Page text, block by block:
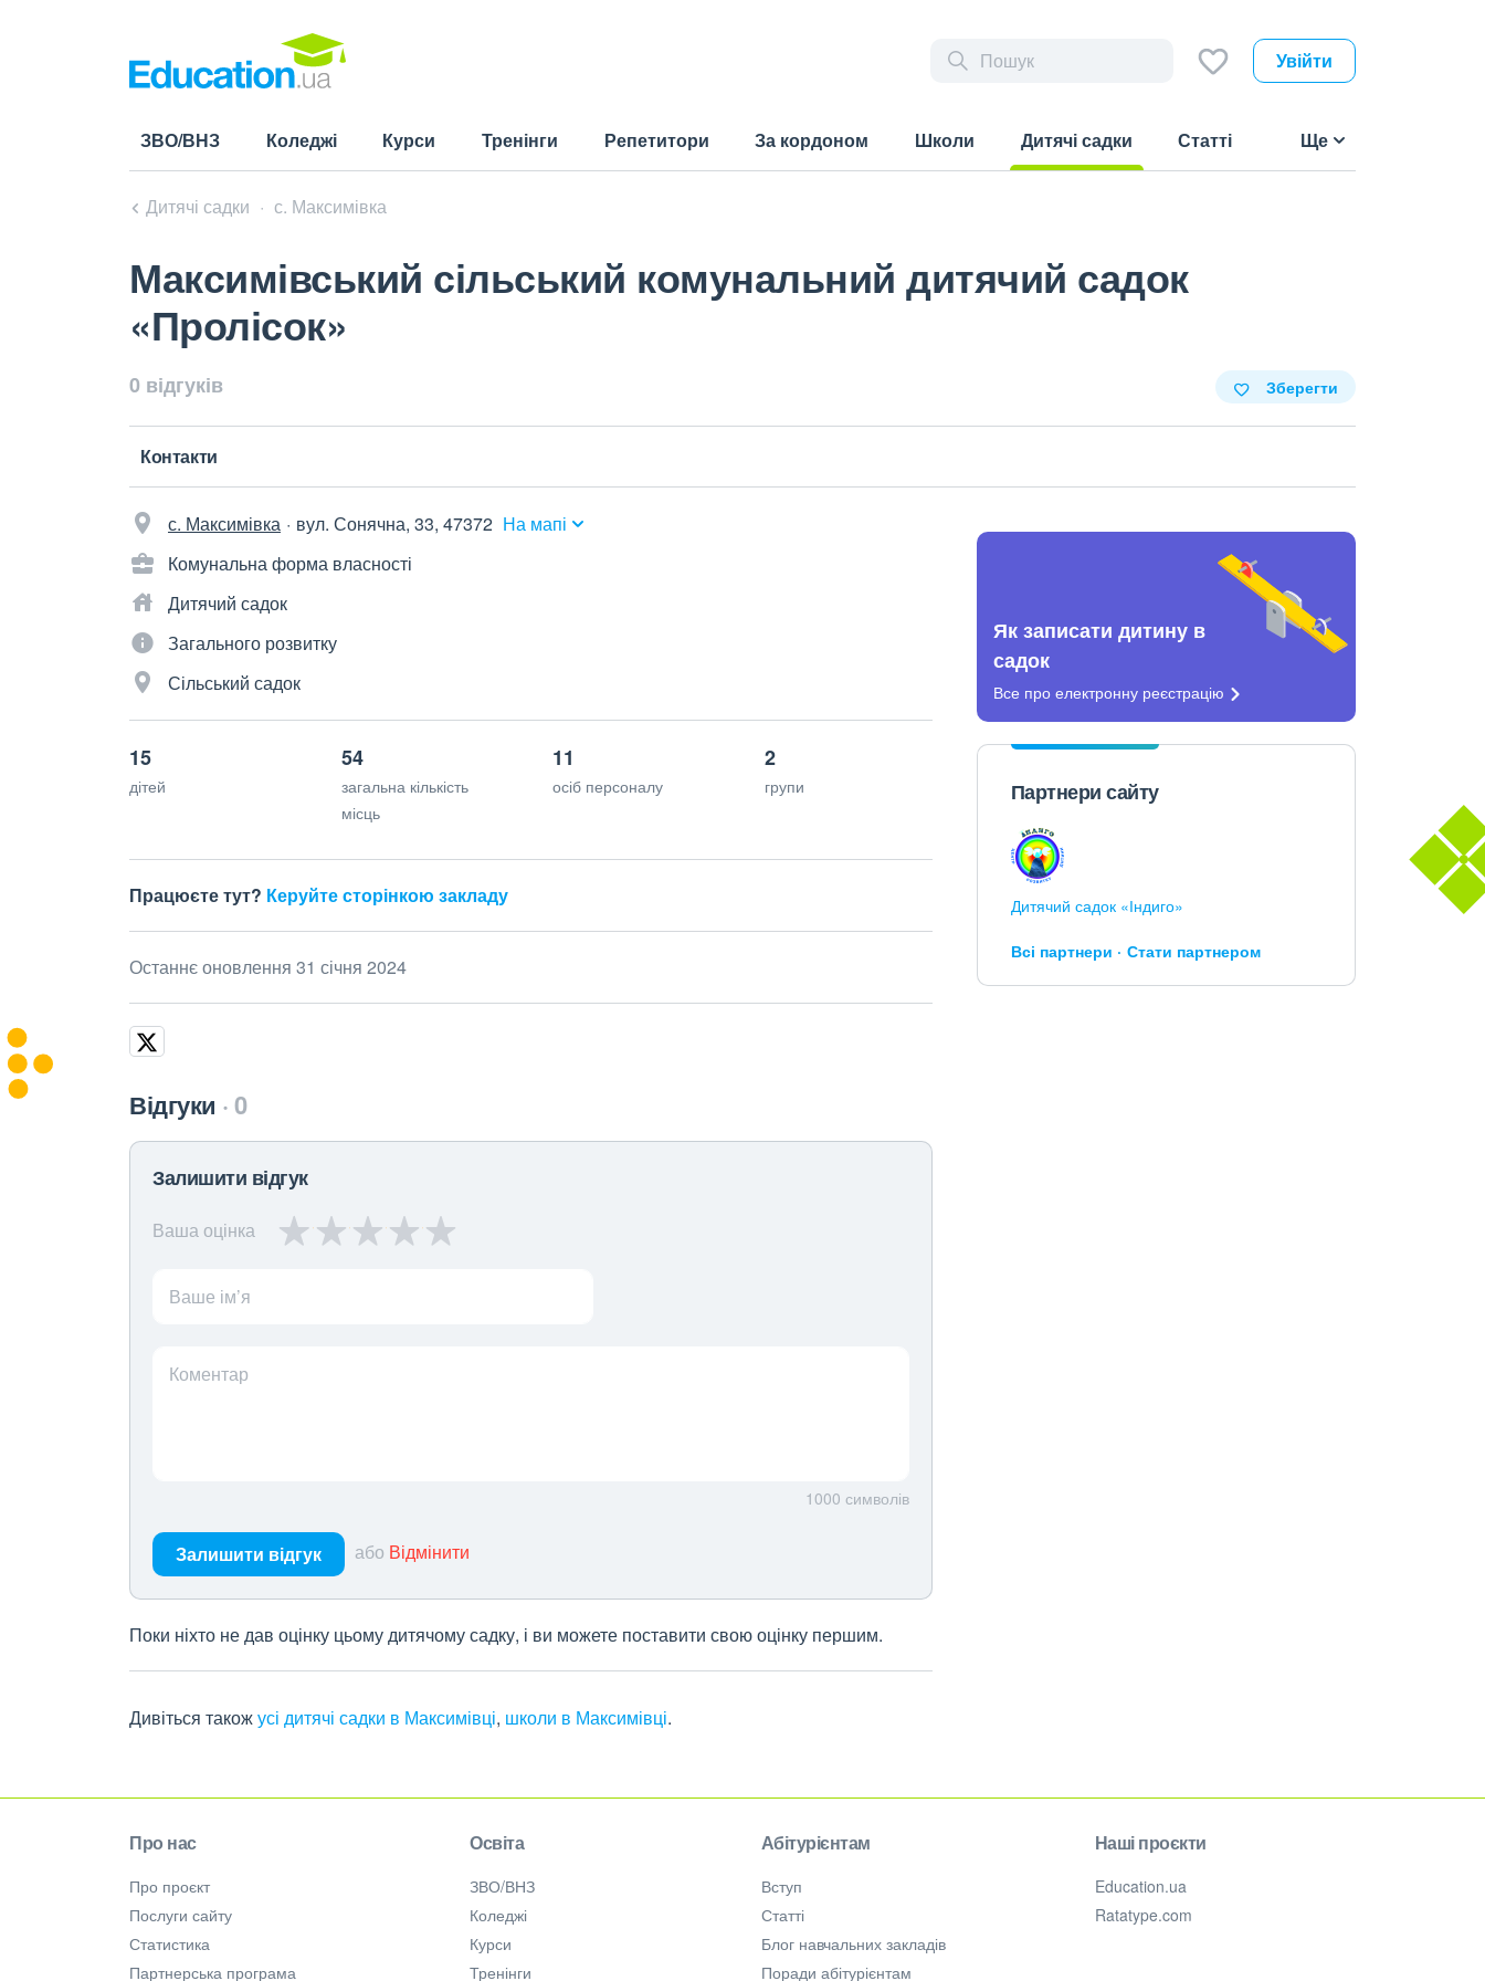
Увійти
ЗВО/ВНЗ Коледжі Курси Тренінги Репетитори За кордоном Школи
Дитячі садки
Статті Ще
Дитячі садки с. Максимівка
Максимівський сільський комунальний дитячий садок
«Пролісок»
0 відгуків Зберегти
Контакти
с. Максимівка вул. Сонячна, 33, 47372 На мапі
Комунальна форма власності
Дитячий садок
Загального розвитку
Сільський садок
15
дітей
54
загальна кількість
місць
11
осіб персоналу
2
групи
Працюєте тут? Керуйте сторінкою закладу
Останнє оновлення 31 січня 2024
Відгуки 0
Залишити відгук
Ваша оцінка
Ваше ім’я
Коментар
1000 символів
Залишити відгук або Відмінити
Поки ніхто не дав оцінку цьому дитячому садку, і ви можете поставити свою оцінку першим.
Дивіться такожусі дитячі садки в Максимівці, школи в Максимівці.
Як записати дитину в
садок
Все про електронну реєстрацію
Партнери сайту
Дитячий садок «Індиго»
Всі партнери Стати партнером
Про нас
Про проєкт
Послуги сайту
Статистика
Партнерська програма
Освіта
ЗВО/ВНЗ
Коледжі
Курси
Тренінги
Абітурієнтам
Вступ
Статті
Блог навчальних закладів
Поради абітурієнтам
Наші проєкти
Education.ua
Ratatype.com